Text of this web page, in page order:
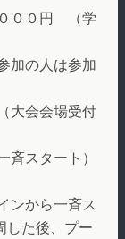
００円 （学
加の人は参加
大会会場受付
スタート）
ンから一斉ス
した後、プー